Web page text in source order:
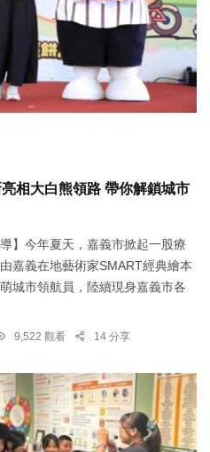
相大白熊領路 帶你解鎖城市
】今年夏天，嘉義市掀起一股療
嘉義在地藝術家SMART經典繪本
城市領航員，陸續現身嘉義市各
9,522 觀看 14 分享